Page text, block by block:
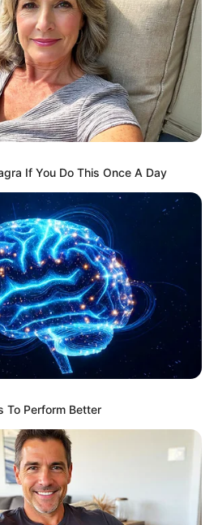
If You Do This Once A Day
To Perform Better